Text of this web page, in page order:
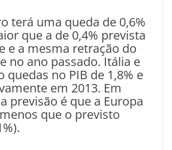
terá uma queda de 0,6%
que a de 0,4% prevista
e a mesma retração do
no ano passado. Itália e
quedas no PIB de 1,8% e
em 2013. Em
previsão é que a Europa
que o previsto